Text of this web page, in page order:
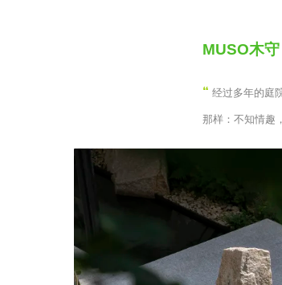
MUSO木守
“ 经过多年的庭
那样：不知情趣